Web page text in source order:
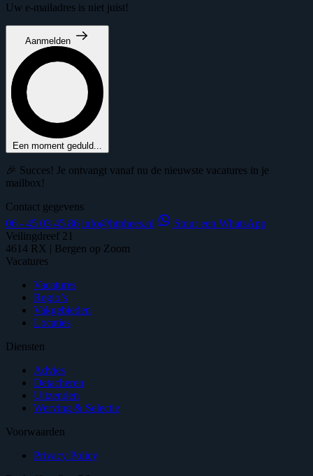
Uw e-mailadres is niet juist!
Aanmelden
Een moment geduld...
🎉 Succes! Je ontvangt vanaf nu de nieuwste vacatures in je
mailbox!
Contact gegevens
06 - 45 03 45 86 info@htphees.nl
Stuur een WhatsApp
Veilingdreef 21
4614 RX | Bergen op Zoom
Vacatures
Vacatures
Regio’s
Vakgebieden
Locaties
Diensten
Advies
Detacheren
Uitzenden
Werving & Selectie
Voorwaarden
Privacy Policy